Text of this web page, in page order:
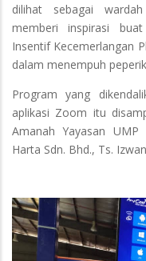
dilihat sebagai
memberi inspirasi
Insentif Kecemerlangan
dalam menempuh
Program yang
aplikasi Zoom itu
Amanah Yayasan UMP
Harta Sdn. Bhd., Ts.